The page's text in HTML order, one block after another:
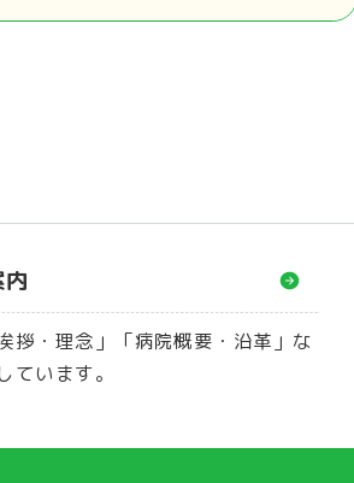
拶・理念」「病院概要・沿革」な
ています。